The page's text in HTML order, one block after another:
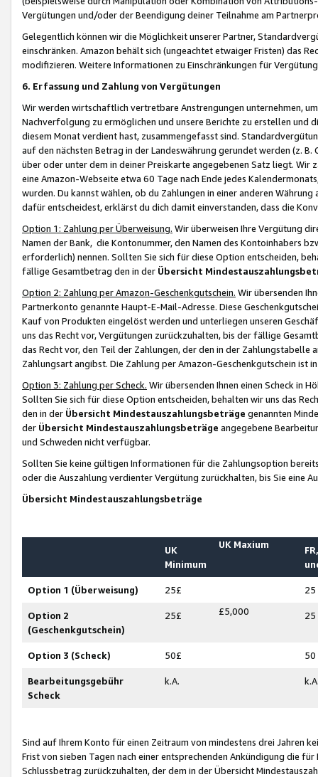
Vergütungen und/oder der Beendigung deiner Teilnahme am
Gelegentlich können wir die Möglichkeit unserer Partner,
einschränken. Amazon behält sich (ungeachtet etwaiger Fristen) das
modifizieren. Weitere Informationen zu Einschränkungen für
6. Erfassung und Zahlung von Vergütungen
Wir werden wirtschaftlich vertretbare Anstrengungen unternehmen,
Nachverfolgung zu ermöglichen und unsere Berichte zu erstellen und
diesem Monat verdient hast, zusammengefasst sind.
auf den nächsten Betrag in der Landeswährung gerundet werden (z.
über oder unter dem in deiner Preiskarte angegebenen Satz liegt.
eine Amazon-Webseite etwa 60 Tage nach Ende jedes
wurden. Du kannst wählen, ob du Zahlungen in einer anderen
dafür entscheidest, erklärst du dich damit einverstanden, dass die
Option 1: Zahlung per Überweisung. Wir überweisen Ihre Vergütung
Namen der Bank, die Kontonummer, den Namen des Kontoinhabers
erforderlich) nennen. Sollten Sie sich für diese Option entscheiden,
fällige Gesamtbetrag den in der Übersicht
Option 2: Zahlung per Amazon-Geschenkgutschein. Wir übersenden
Partnerkonto genannte Haupt-E-Mail-Adresse. Diese
Kauf von Produkten eingelöst werden und unterliegen unseren
uns das Recht vor, Vergütungen zurückzuhalten, bis der fällige
das Recht vor, den Teil der Zahlungen, der den in der
Zahlungsart angibst. Die Zahlung per Amazon-Geschenkgutschein ist
Option 3: Zahlung per Scheck. Wir übersenden Ihnen einen Scheck in
Sollten Sie sich für diese Option entscheiden, behalten wir uns das
den in der Übersicht Mindestauszahlungsbeträge genannten
der Übersicht Mindestauszahlungsbeträge angegebene
und Schweden nicht verfügbar.
Sollten Sie keine gültigen Informationen für die Zahlungsoption
oder die Auszahlung verdienter Vergütung zurückhalten, bis Sie
Übersicht Mindestauszahlungsbeträge
UK
Minimum
UK Maxium
Option 1 (Überweisung) 25£ 25
Option 2
(Geschenkgutschein)
25£ £5,000 25
Option 3 (Scheck) 50£ 50
Bearbeitungsgebühr
Scheck
k.A.
Sind auf Ihrem Konto für einen Zeitraum von mindestens drei Jahren
Frist von sieben Tagen nach einer entsprechenden Ankündigung die
Schlussbetrag zurückzuhalten, der dem in der Übersicht